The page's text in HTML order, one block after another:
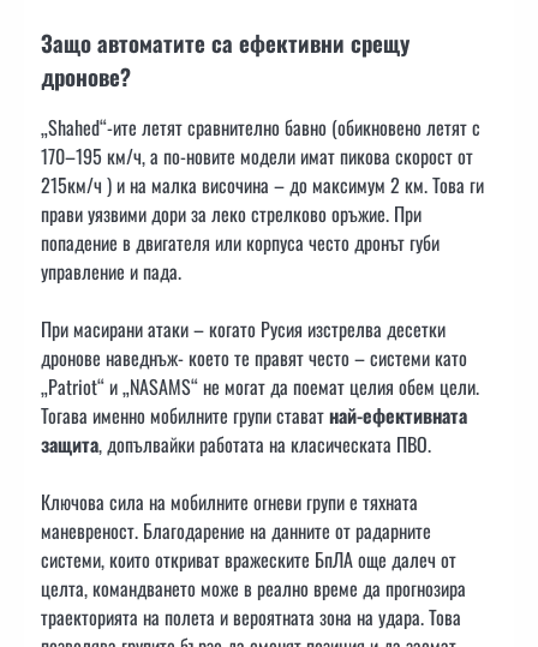
Защо автоматите са ефективни срещу
дронове?
„Shahed“-ите летят сравнително бавно (обикновено летят с
170–195 км/ч, а по-новите модели имат пикова скорост от
215км/ч ) и на малка височина – до максимум 2 км. Това ги
прави уязвими дори за леко стрелково оръжие. При
попадение в двигателя или корпуса често дронът губи
управление и пада.
При масирани атаки – когато Русия изстрелва десетки
дронове наведнъж- което те правят често – системи като
„Patriot“ и „NASAMS“ не могат да поемат целия обем цели.
Тогава именно мобилните групи ставатнай-ефективната
защита, допълвайки работата на класическата ПВО.
Ключова сила на мобилните огневи групи е тяхната
маневреност. Благодарение на данните от радарните
системи, които откриват вражеските БпЛА още далеч от
целта, командването може в реално време да прогнозира
траекторията на полета и вероятната зона на удара. Това